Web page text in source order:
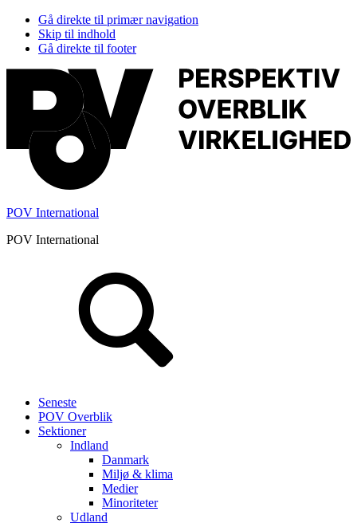
Gå direkte til primær navigation
Skip til indhold
Gå direkte til footer
POV International
POV International
Seneste
POV Overblik
Sektioner
Indland
Danmark
Miljø & klima
Medier
Minoriteter
Udland